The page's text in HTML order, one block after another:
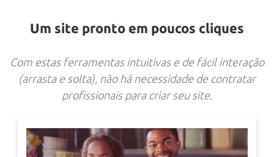
Um site pronto em poucos cliques
Com estas ferramentas intuitivas e de fácil interação
(arrasta e solta), não há necessidade de contratar
profissionais para criar seu site.